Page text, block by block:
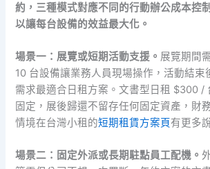
約，三種模式對應不同的行動辦公成本控
以讓每台設備的效益最大化。
場景一：展覽或短期活動支援。 展覽期間
10 台設備讓業務人員現場操作，活動結束
需求最適合日租方案。文書型日租 $300 /
固定，展後歸還不留存任何固定資產，財
情境在台灣小租的短期租賃方案頁有更多
場景二：固定外派或長期駐點員工配機。